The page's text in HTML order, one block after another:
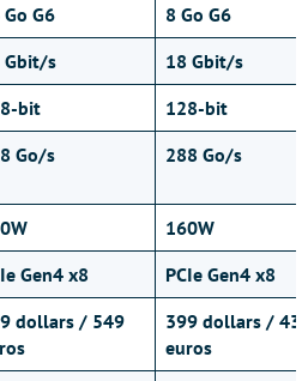
G6
8 Go G6
Gbit/s
18 Gbit/s
bit
128-bit
Go/s 288 Go/s
160W
Gen4 x8
PCIe Gen4 x8
dollars / 549
399 dollars /
euros